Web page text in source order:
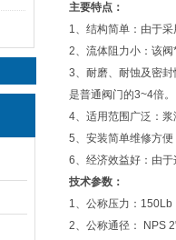
主要特点：
1、结构简单：由于
2、流体阻力小：该
3、耐磨、耐蚀及密
是普通阀门的3~4倍。
4、适用范围广泛：
5、安装简单维修方
6、经济效益好：由
技术参数：
1、公称压力：150Lb
2、公称通径： NPS